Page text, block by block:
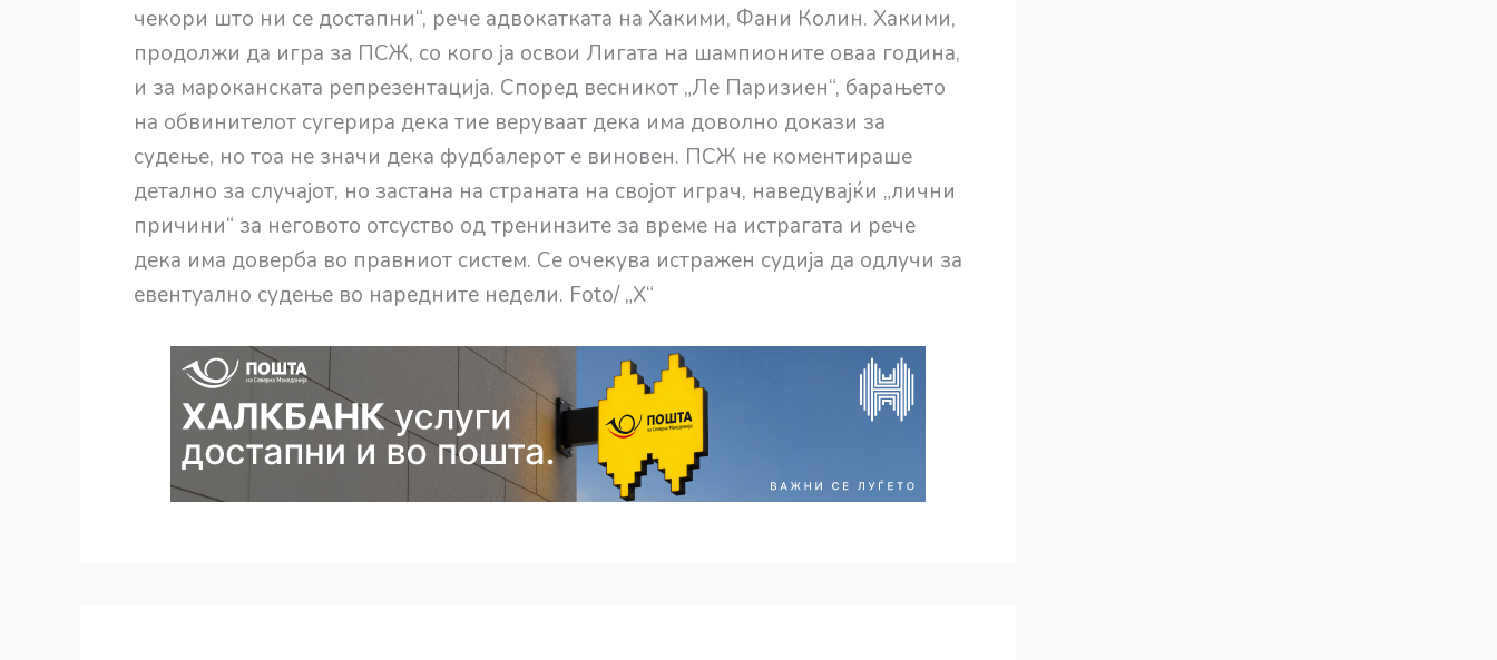
чекори што ни се достапни“, рече адвокатката на Хакими, Фани Колин. Хакими,
продолжи да игра за ПСЖ, со кого ја освои Лигата на шампионите оваа година,
и за мароканската репрезентација. Според весникот „Ле Паризиен“, барањето
на обвинителот сугерира дека тие веруваат дека има доволно докази за
судење, но тоа не значи дека фудбалерот е виновен. ПСЖ не коментираше
детално за случајот, но застана на страната на својот играч, наведувајќи „лични
причини“ за неговото отсуство од тренинзите за време на истрагата и рече
дека има доверба во правниот систем. Се очекува истражен судија да одлучи за
евентуално судење во наредните недели. Foto/ „X“